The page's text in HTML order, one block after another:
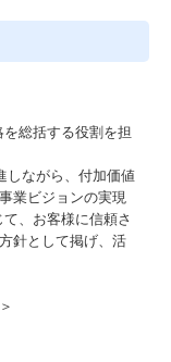
総括する役割を担
しながら、付加価値
業ビジョンの実現
、お客様に信頼さ
針として掲げ、活